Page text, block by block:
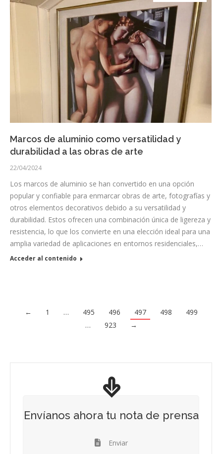
Marcos de aluminio como versatilidad y
durabilidad a las obras de arte
22/04/2024
Los marcos de aluminio se han convertido en una opción
popular y confiable para enmarcar obras de arte, fotografías y
otros elementos decorativos debido a su versatilidad y
durabilidad. Estos ofrecen una combinación única de ligereza y
resistencia, lo que los convierte en una elección ideal para una
amplia variedad de aplicaciones en entornos residenciales,…
Acceder al contenido
← 1 … 495 496 497 498
499
…
923 →
Envíanos ahora tu nota de prensa
Enviar